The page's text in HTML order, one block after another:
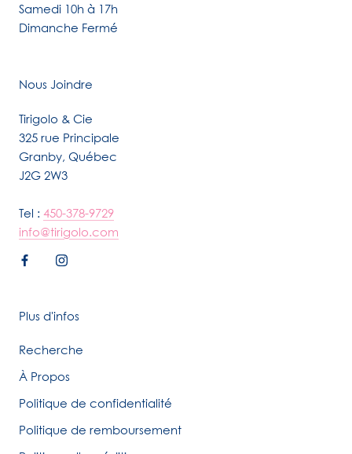
Samedi 10h à 17h
Dimanche Fermé
Nous Joindre
Tirigolo & Cie
325 rue Principale
Granby, Québec
J2G 2W3
Tel : 450-378-9729
info@tirigolo.com
Plus d'infos
Recherche
À Propos
Politique de confidentialité
Politique de remboursement